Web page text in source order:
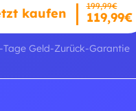
kaufen 199,99€
119,99€
Tage Geld-Zurück-Garantie